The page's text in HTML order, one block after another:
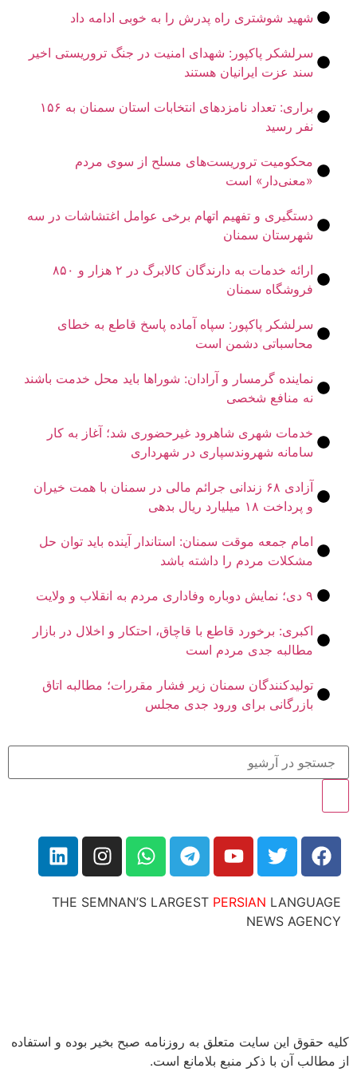
شوشتری راه پدرش را به خوبی ادامه داد
پاکپور: شهدای امنیت در جنگ تروریستی اخیر
عزت ایرانیان هستند
براری: تعداد نامزدهای انتخابات استان سمنان به ۱۵۶
رسید
تروریست‌های مسلح از سوی مردم
است
و تفهیم اتهام برخی عوامل اغتشاشات در سه
سمنان
ارائه خدمات به دارندگان کالابرگ در ۲ هزار و ۸۵۰
سمنان
پاکپور: سپاه آماده پاسخ قاطع به خطای
دشمن است
گرمسار و آرادان: شوراها باید محل خدمت باشند
منافع شخصی
شهری شاهرود غیرحضوری شد؛ آغاز به کار
شهروندسپاری در شهرداری
آزادی ۶۸ زندانی جرائم مالی در سمنان با همت خیران
۱۸ میلیارد ریال بدهی
جمعه موقت سمنان: استاندار آینده باید توان حل
مردم را داشته باشد
برخورد قاطع با قاچاق، احتکار و اخلال در بازار
جدی مردم است
سمنان زیر فشار مقررات؛ مطالبه اتاق
برای ورود جدی مجلس
THE SEMNAN’S LARGESTPERSIAN
NEWS
این سایت متعلق به روزنامه صبح بخیر بوده و استفاده
آن با ذکر منبع بلامانع است.